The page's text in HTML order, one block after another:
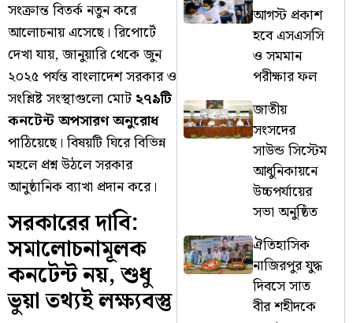
সংক্রান্ত বিতর্ক নতুন করে
আলোচনায় এসেছে। রিপোর্টে
দেখা যায়, জানুয়ারি থেকে জুন
২০২৫ পর্যন্ত বাংলাদেশ সরকার ও
সংশ্লিষ্ট সংস্থাগুলো মোট ২৭৯টি
কনটেন্ট অপসারণ অনুরোধ
পাঠিয়েছে। বিষয়টি ঘিরে বিভিন্ন
মহলে প্রশ্ন উঠলে সরকার
আনুষ্ঠানিক ব্যাখা প্রদান করে।
সরকারের দাবি:
সমালোচনামূলক
কনটেন্ট নয়, শুধু
ভুয়া তথ্যই লক্ষ্যবস্তু
আগস্ট প্রকাশ
হবে এসএসসি
ও সমমান
পরীক্ষার ফল
জাতীয়
সংসদের
সাউন্ড সিস্টেম
আধুনিকায়নে
উচ্চপর্যায়ের
সভা অনুষ্ঠিত
ঐতিহাসিক
নাজিরপুর যুদ্ধ
দিবসে সাত
বীর শহীদকে